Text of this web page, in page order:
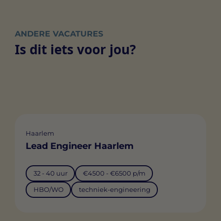
ANDERE VACATURES
Is dit iets voor jou?
Haarlem
Lead Engineer Haarlem
32 - 40 uur €4500 - €6500 p/m
HBO/WO techniek-engineering